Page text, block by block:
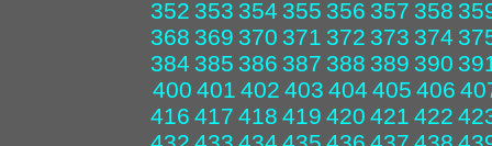
352 353 354 355 356 357 358
368 369 370 371 372 373 374
384 385 386 387 388 389 390
400 401 402 403 404 405 406
416 417 418 419 420 421 422